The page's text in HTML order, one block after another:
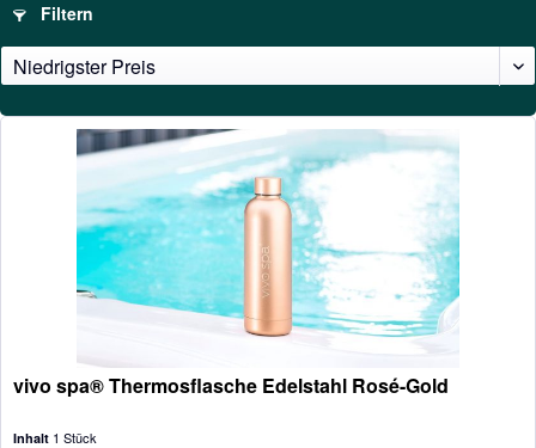
Filtern
vivo spa® Thermosflasche Edelstahl Rosé-Gold
Inhalt 1 Stück